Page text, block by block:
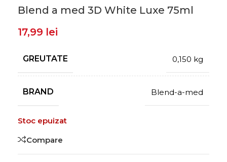
Blend a med 3D White Luxe 75ml
17,99 lei
GREUTATE 0,150 kg
BRAND Blend-a-med
Stoc epuizat
Compare